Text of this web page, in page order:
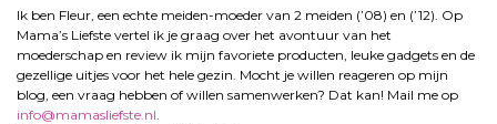
Ik ben Fleur, een echte meiden-moeder van 2 meiden (’08) en (’12). Op
Mama’s Liefste vertel ik je graag over het avontuur van het
moederschap en review ik mijn favoriete producten, leuke gadgets en de
gezellige uitjes voor het hele gezin. Mocht je willen reageren op mijn
blog, een vraag hebben of willen samenwerken? Dat kan! Mail me op
info@mamasliefste.nl